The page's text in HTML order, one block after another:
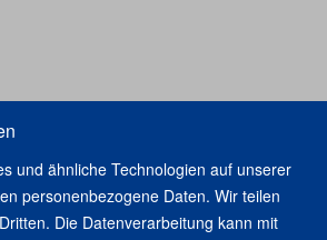
und ähnliche Technologien auf unserer
personenbezogene Daten. Wir teilen
Die Datenverarbeitung kann mit